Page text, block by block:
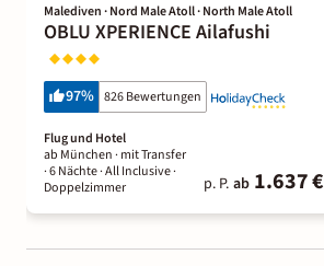
Malediven · Nord Male Atoll · North Male Atoll
OBLU XPERIENCE Ailafushi
97% 826 Bewertungen
Flug und Hotel
ab München ·mit Transfer
·6 Nächte· All Inclusive·
Doppelzimmer
p. P. ab 1.637 €